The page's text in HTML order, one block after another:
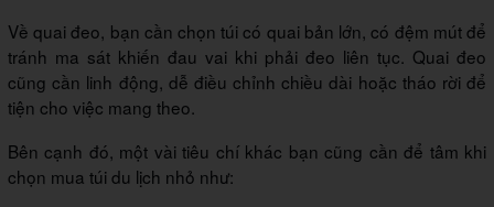
Về quai đeo, bạn cần chọn túi có quai bản lớn, có đệm mút để
tránh ma sát khiến đau vai khi phải đeo liên tục. Quai đeo
cũng cần linh động, dễ điều chỉnh chiều dài hoặc tháo rời để
tiện cho việc mang theo.
Bên cạnh đó, một vài tiêu chí khác bạn cũng cần để tâm khi
chọn mua túi du lịch nhỏ như: